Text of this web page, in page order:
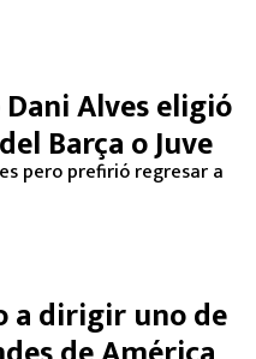
Alves eligió
Barça o Juve
pero prefirió regresar a
a dirigir uno de